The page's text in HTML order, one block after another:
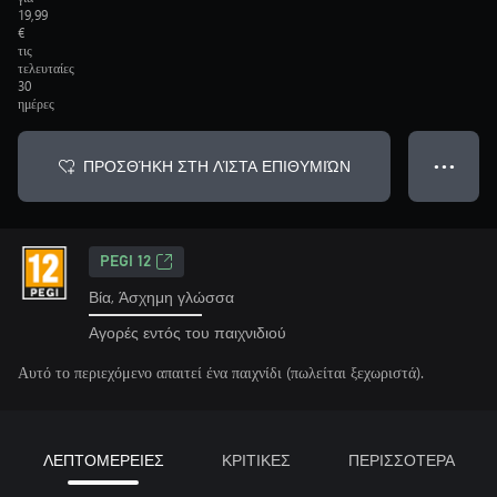
19,99
€
τις
τελευταίες
30
ημέρες
ΠΡΟΣΘΉΚΗ ΣΤΗ ΛΊΣΤΑ ΕΠΙΘΥΜΙΏΝ ● ● ●
PEGI 12
Βία, Άσχημη γλώσσα
Αγορές εντός του παιχνιδιού
Αυτό το περιεχόμενο απαιτεί ένα παιχνίδι (πωλείται ξεχωριστά).
ΛΕΠΤΟΜΕΡΕΙΕΣ ΚΡΙΤΙΚΕΣ ΠΕΡΙΣΣΟΤΕΡΑ